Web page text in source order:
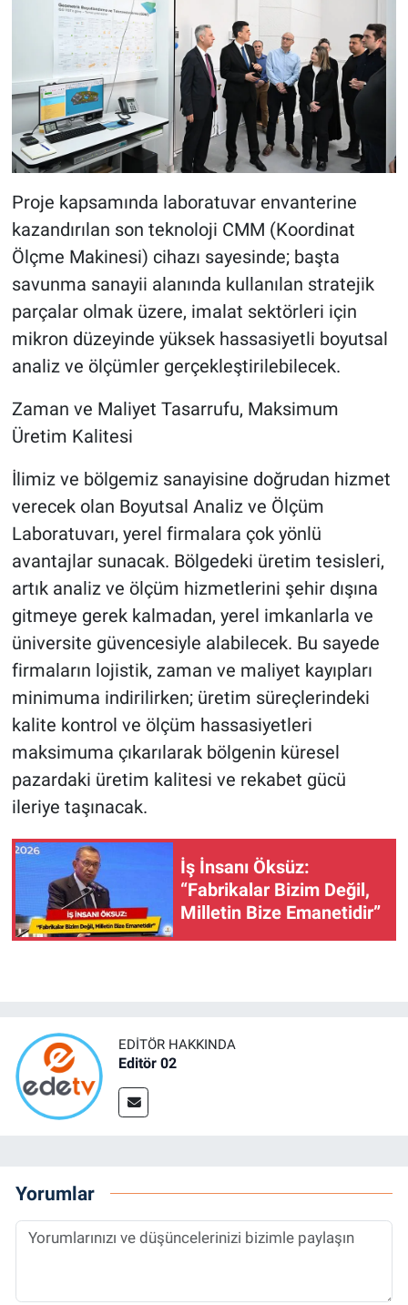
Proje kapsamında laboratuvar envanterine
kazandırılan son teknoloji CMM (Koordinat
Ölçme Makinesi) cihazı sayesinde; başta
savunma sanayii alanında kullanılan stratejik
parçalar olmak üzere, imalat sektörleri için
mikron düzeyinde yüksek hassasiyetli boyutsal
analiz ve ölçümler gerçekleştirilebilecek.
Zaman ve Maliyet Tasarrufu, Maksimum
Üretim Kalitesi
İlimiz ve bölgemiz sanayisine doğrudan hizmet
verecek olan Boyutsal Analiz ve Ölçüm
Laboratuvarı, yerel firmalara çok yönlü
avantajlar sunacak. Bölgedeki üretim tesisleri,
artık analiz ve ölçüm hizmetlerini şehir dışına
gitmeye gerek kalmadan, yerel imkanlarla ve
üniversite güvencesiyle alabilecek. Bu sayede
firmaların lojistik, zaman ve maliyet kayıpları
minimuma indirilirken; üretim süreçlerindeki
kalite kontrol ve ölçüm hassasiyetleri
maksimuma çıkarılarak bölgenin küresel
pazardaki üretim kalitesi ve rekabet gücü
ileriye taşınacak.
İş İnsanı Öksüz:
“Fabrikalar Bizim Değil,
Milletin Bize Emanetidir”
EDITÖR HAKKINDA
Editör 02
Yorumlar